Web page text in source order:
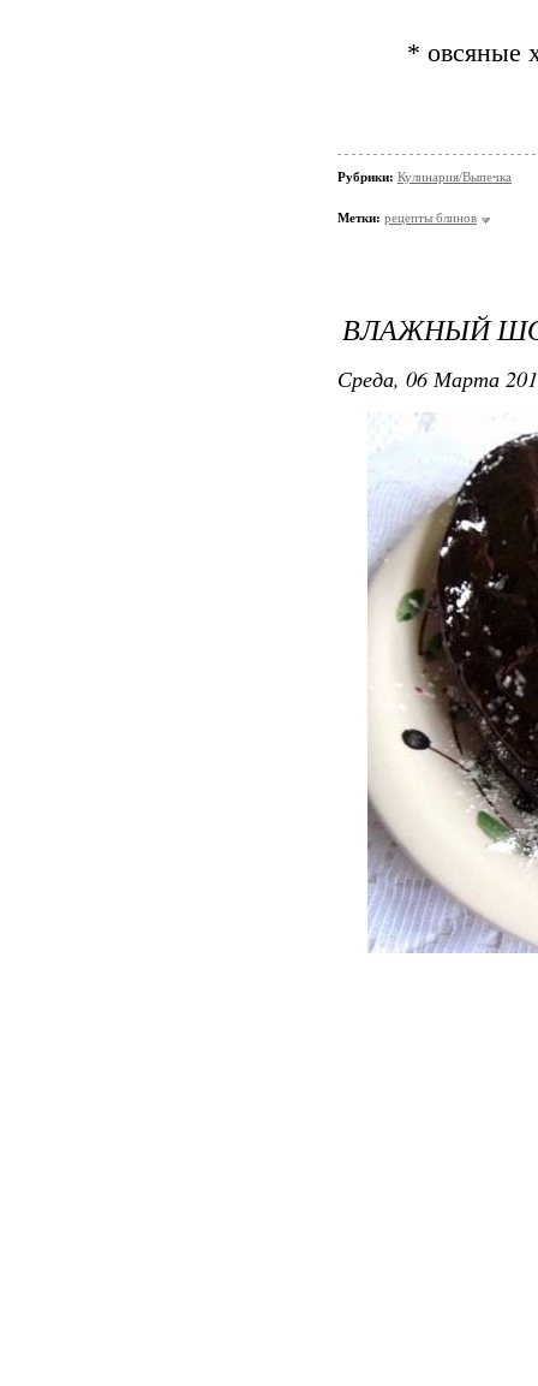
* овсяные
Рубрики: Кулинария/Выпечка
Метки: рецепты блинов
ВЛАЖНЫЙ
Среда, 06 Марта